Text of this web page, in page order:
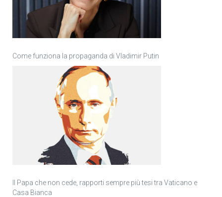
Come funziona la propaganda di Vladimir Putin
Il Papa che non cede, rapporti sempre più tesi tra Vaticano e
Casa Bianca